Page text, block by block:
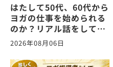
はたして50代、60代から
ヨガの仕事を始められる
のか？リアル話をしてみ
た。ヨガの仕事に関する
質問に答えます！
vol.266
2026年08月06日